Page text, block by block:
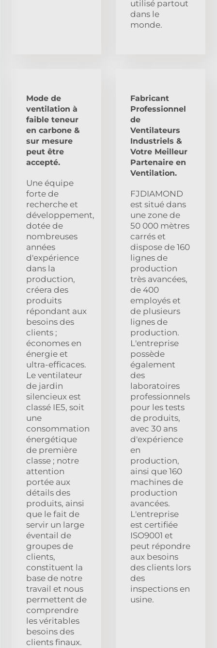
utilisé partout
dans le
monde.
Mode de
ventilation à
faible teneur
en carbone &
sur mesure
peut être
accepté.
Une équipe
forte de
recherche et
développement,
dotée de
nombreuses
années
d'expérience
dans la
production,
créera des
produits
répondant aux
besoins des
clients ;
économes en
énergie et
ultra-efficaces.
Le ventilateur
de jardin
silencieux est
classé IE5, soit
une
consommation
énergétique
de première
classe ; notre
attention
portée aux
détails des
produits, ainsi
que le fait de
servir un large
éventail de
groupes de
clients,
constituent la
base de notre
travail et nous
permettent de
comprendre
les véritables
besoins des
clients finaux.
Fabricant
Professionnel
de
Ventilateurs
Industriels &
Votre Meilleur
Partenaire en
Ventilation.
FJDIAMOND
est situé dans
une zone de
50 000 mètres
carrés et
dispose de 160
lignes de
production
très avancées,
de 400
employés et
de plusieurs
lignes de
production.
L'entreprise
possède
également
des
laboratoires
professionnels
pour les tests
de produits,
avec 30 ans
d'expérience
en
production,
ainsi que 160
machines de
production
avancées.
L'entreprise
est certifiée
ISO9001 et
peut répondre
aux besoins
des clients lors
des
inspections en
usine.